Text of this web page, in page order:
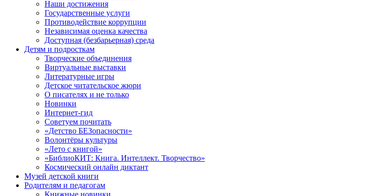
Наши достижения
Государственные услуги
Противодействие коррупции
Независимая оценка качества
Доступная (безбарьерная) среда
Детям и подросткам
Творческие объединения
Виртуальные выставки
Литературные игры
Детское читательское жюри
О писателях и не только
Новинки
Интернет-гид
Советуем почитать
«Детство БЕЗопасности»
Волонтёры культуры
«Лето с книгой»
«БиблиоКИТ: Книга. Интеллект. Творчество»
Космический онлайн диктант
Музей детской книги
Родителям и педагогам
Книжные новинки